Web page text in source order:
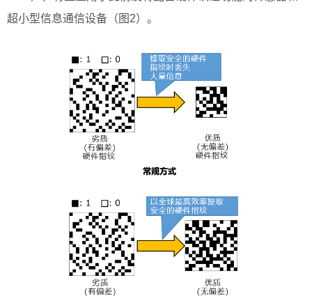
超小型信息通信设备（图2）。